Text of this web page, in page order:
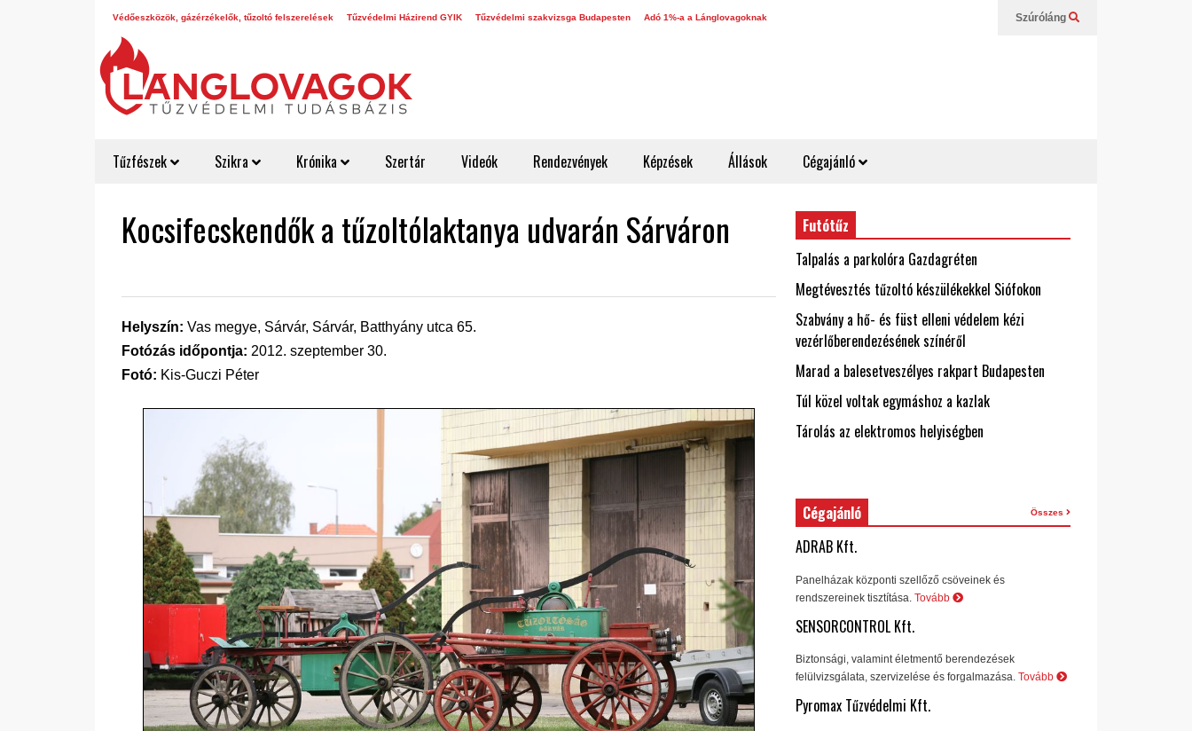
Védőeszközök, gázérzékelők, tűzoltó felszerelések Tűzvédelmi Házirend GYIK Tűzvédelmi szakvizsga Budapesten Adó 1%-a a Lánglovagoknak Szúróláng
Tűzfészek Szikra Krónika Szertár Videók Rendezvények Képzések Állások Cégajánló
Kocsifecskendők a tűzoltólaktanya udvarán Sárváron
Helyszín: Vas megye, Sárvár, Sárvár, Batthyány utca 65.
Fotózás időpontja: 2012. szeptember 30.
Fotó: Kis-Guczi Péter
Futótűz
Talpalás a parkolóra Gazdagréten
Megtévesztés tűzoltó készülékekkel Siófokon
Szabvány a hő- és füst elleni védelem kézi
vezérlőberendezésének színéről
Marad a balesetveszélyes rakpart Budapesten
Túl közel voltak egymáshoz a kazlak
Tárolás az elektromos helyiségben
Cégajánló Összes
ADRAB Kft.
Panelházak központi szellőző csöveinek és
rendszereinek tisztítása. Tovább
SENSORCONTROL Kft.
Biztonsági, valamint életmentő berendezések
felülvizsgálata, szervizelése és forgalmazása. Tovább
Pyromax Tűzvédelmi Kft.